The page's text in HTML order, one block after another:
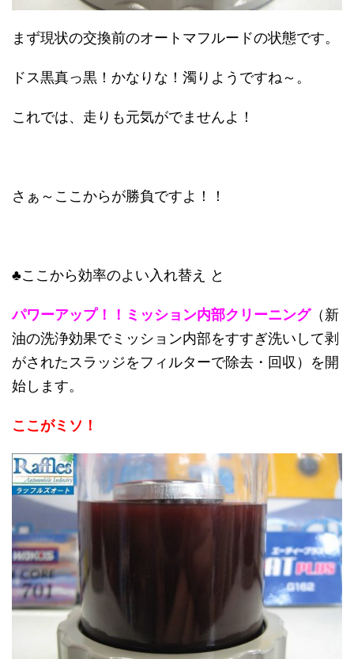
まず現状の交換前のオートマフルードの状態です。
ドス黒真っ黒！かなりな！濁りようですね～。
これでは、走りも元気がでませんよ！
さぁ～ここからが勝負ですよ！！
♣ここから効率のよい入れ替え と
パワーアップ！！ミッション内部クリーニング（新
油の洗浄効果でミッション内部をすすぎ洗いして剥
がされたスラッジをフィルターで除去・回収）を開
始します。
ここがミソ！